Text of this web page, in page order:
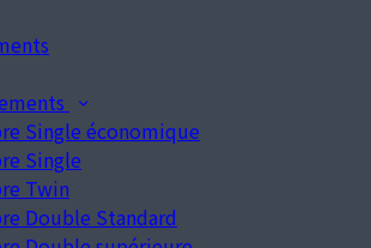
Single économique
Single
Twin
Double Standard